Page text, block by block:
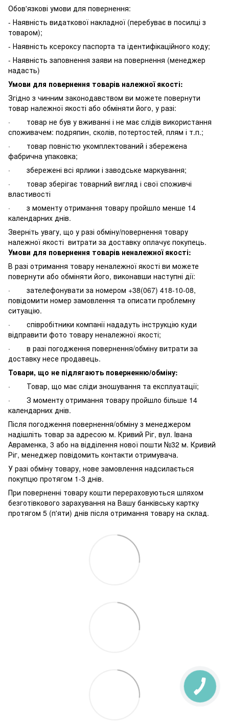
Обов'язкові умови для повернення:
- Наявність видаткової накладної (перебуває в посилці з
товаром);
- Наявність ксероксу паспорта та ідентифікаційного коду;
- Наявність заповнення заяви на повернення (менеджер
надасть)
Умови для повернення товарів належної якості:
Згідно з чинним законодавством ви можете повернути
товар належної якості або обміняти його, у разі:
· товар не був у вживанні і не має слідів використання
споживачем: подряпин, сколів, потертостей, плям і т.п.;
· товар повністю укомплектований і збережена
фабрична упаковка;
· збережені всі ярлики і заводське маркування;
· товар зберігає товарний вигляд і свої споживчі
властивості
· з моменту отримання товару пройшло менше 14
календарних днів.
Зверніть увагу, що у разі обміну/повернення товару
належної якості витрати за доставку оплачує покупець.
Умови для повернення товарів неналежної якості:
В разі отримання товару неналежної якості ви можете
повернути або обміняти його, виконавши наступні дії:
· зателефонувати за номером +38(067) 418-10-08,
повідомити номер замовлення та описати проблемну
ситуацію.
· співробітники компанії нададуть інструкцію куди
відправити фото товару неналежної якості;
· в разі погодження повернення/обміну витрати за
доставку несе продавець.
Товари, що не підлягають поверненню/обміну:
· Товар, що має сліди зношування та експлуатації;
· З моменту отримання товару пройшло більше 14
календарних днів.
Після погодження повернення/обміну з менеджером
надішліть товар за адресою м. Кривий Ріг, вул. Івана
Авраменка, 3 або на відділення нової пошти №32 м. Кривий
Ріг, менеджер повідомить контакти отримувача.
У разі обміну товару, нове замовлення надсилається
покупцю протягом 1-3 днів.
При поверненні товару кошти перераховуються шляхом
безготівкового зарахування на Вашу банківську картку
протягом 5 (п'яти) днів після отримання товару на склад.